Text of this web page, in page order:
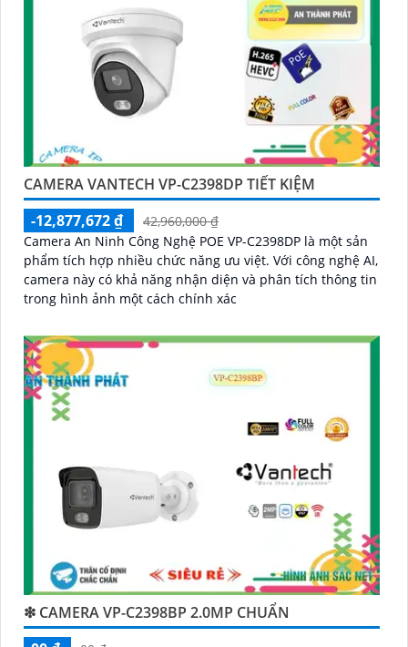
CAMERA VANTECH VP-C2398DP TIẾT KIỆM
-12,877,672 ₫
42,960,000 ₫
Camera An Ninh Công Nghệ POE VP-C2398DP là một sản
phẩm tích hợp nhiều chức năng ưu việt. Với công nghệ AI,
camera này có khả năng nhận diện và phân tích thông tin
trong hình ảnh một cách chính xác
❇ CAMERA VP-C2398BP 2.0MP CHUẨN